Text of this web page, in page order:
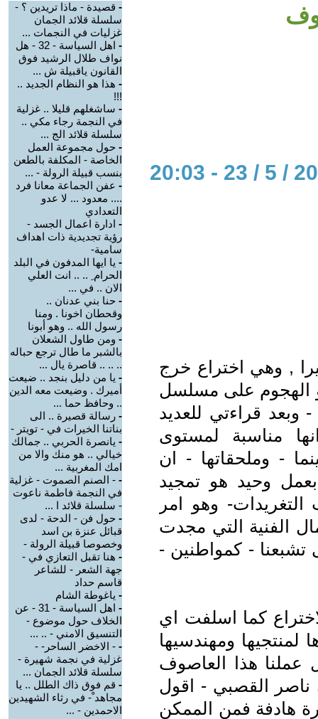
, وهي اختراع خرج
الهجوم على مسلسل
قراءتي للعديد
مناسبة لمستوى
- وملحقاتها - ان
وحيد هو تمجيد
وهو امر
الفنية التي مجدت
تشبعنا - كمواطنين -
كما اسلفت اي
لمنتجيها ومهندسيها
عملنا هذا العاصوف
ناصر القصبي - اقول
هادفة فمن الممكن
- قصيدة - ماذا تريدين ؟ -
سلسلة قلائد الجمان
غزليات في النجمات ...
-
اهل السياسة - 32 - هل
نواف طلال الرشيد فوق
القانون ياقبيلة ش ...
- هذا هو النظام الجديد ..
!!!
- ساشغلهم قليلا .. غزلية
في النجمة رجاء مكي ..
سلسلة قلائد الج ...
- حول مجموعة العمل
الخاصة - المكلفة بالطعن
بنسب قبيلة الرولة - ...
- عفن الجماعة معانا فرد
.... معدود ... لا عدو
التعدادي
- ادارة اعمال الجسد -
رؤية تجديدية ذات اهداف
سامية-
- يا ايها المدفون في البلد
الحرام ِ .. .. انت العلي
الان .. في ...
- حنا بني عدنان ..
وقحطان اخونا . ومنا
رسول الله .. وهو أبونا
- ومن طاول الشعلان
بالشبر ما طال ترجع حباله
.. .. .. قاصرة يال ...
- يا من دليل بنجد .. ضيعت
أميرك . وضيعت معه الدين
.. وحافظ حما ...
- رسالة قصيرة .. الى
بناتنا الخيرات في - تويتر -
- يانصرة الحربي .. جمالك
خيالي .. هو منك والا من
امك المغربية ...
- - الصنم الصموت - غزلية
في النجمة فاطمة ناعوت
- سلسلة قلائد ا ...
- حول فن - الدحة - لدى
قبائل عنزة بن اسد
وخصوصا قبيلة الرولة -
- هنا تقبل التعازي في -
جهة الشعر - للشاعر
قاسم حداد
- ياغوطة الشام
-
اهل السياسة - 31 - عن
الخلاف حول موضوع -
التنسيق الامني - .. ...
- - الاخضر الساحر- -
غزلية في نجمة شهيرة -
سلسلة قلائد الجمان ...
- قم فوق ذاك الطلل .. يا
مجاهد ْ- في رثاء الشهيدين
الاحمدين - ...